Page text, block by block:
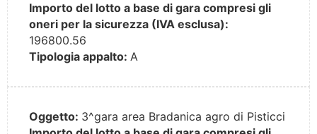
Importo del lotto a base di gara compresi gli
oneri per la sicurezza (IVA esclusa):
196800.56
Tipologia appalto: A
Oggetto: 3^gara area Bradanica agro di Pisticci